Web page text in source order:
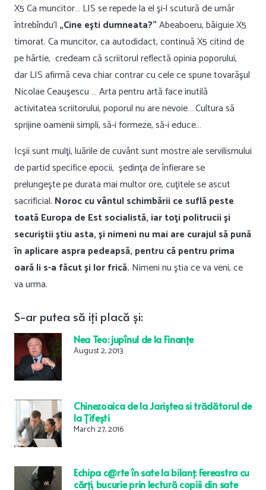
X5 Ca muncitor… LIS se repede la el şi-l scutură de umăr
întrebîndu’l „Cine eşti dumneata?”Abeaboeru, bâiguie X5
timorat. Ca muncitor, ca autodidact, continuă X5 citind de
pe hârtie, credeam că scriitorul reflectă opinia poporului,
dar LIS afirmă ceva chiar contrar cu cele ce spune tovarăşul
Nicolae Ceauşescu … Arta pentru artă face inutilă
activitatea scriitorului, poporul nu are nevoie… Cultura să
sprijine oamenii simpli, să-i formeze, să-i educe…
Icşii sunt mulţi, luările de cuvânt sunt mostre ale servilismului
de partid specifice epocii, şedinţa de înfierare se
prelungeşte pe durata mai multor ore, cuţitele se ascut
sacrificial. Noroc cu vântul schimbării ce suflă peste
toată Europa de Est socialistă, iar toţi politrucii şi
securiştii ştiu asta, şi nimeni nu mai are curajul să pună
în aplicare aspra pedeapsă, pentru că pentru prima
oară li s-a făcut şi lor frică. Nimeni nu ştia ce va veni, ce
va urma.
S-ar putea să iți placă și:
Nea Teo: jupînul de la Finanțe
August 2, 2013
Chinezoaica de la Jariștea si trădătorul de
la Țifești
March 27, 2016
Echipa c@rte în sate la bilanț: Fereastra cu
cărți, bucurie prin lectură copiii din sate